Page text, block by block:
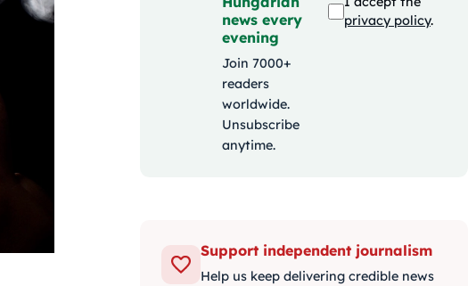
news every
evening
Join 7000+
readers
worldwide.
Unsubscribe
anytime.
privacy policy.
Support independent journalism
Help us keep delivering credible news